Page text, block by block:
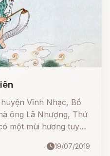
quan tới đại lý
tiên.
Vĩnh Nhạc, Bồ
ông Lã Nhượng, Thứ
một mùi hương tuyệt
có một con hạc19/07/2019